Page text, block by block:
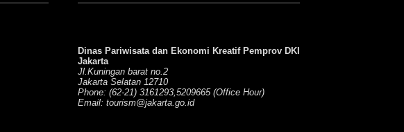
Dinas Pariwisata dan Ekonomi Kreatif Pemprov DKI
Jakarta
Jl.Kuningan barat no.2
Jakarta Selatan 12710
Phone: (62-21) 3161293,5209665 (Office Hour)
Email: tourism@jakarta.go.id